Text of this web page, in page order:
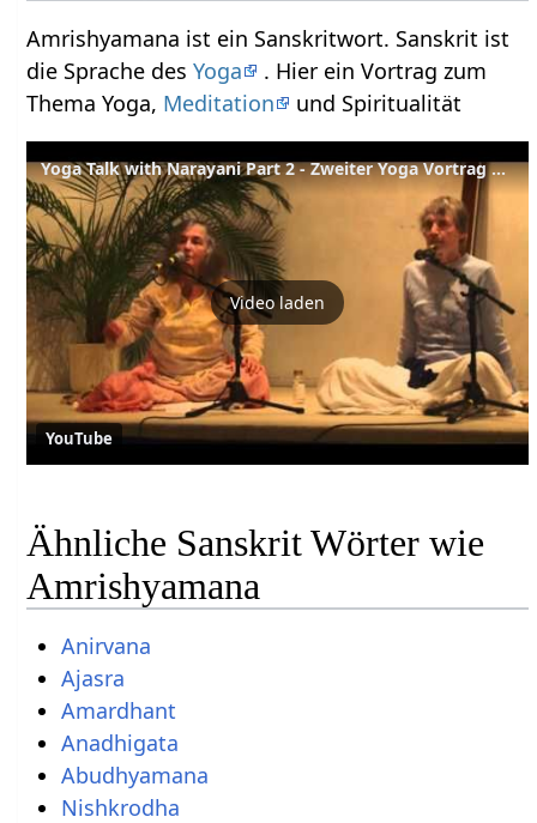
Amrishyamana ist ein Sanskritwort. Sanskrit ist
die Sprache desYoga
. Hier ein Vortrag zum
Thema Yoga, Meditation und Spiritualität
Yoga Talk with Narayani Part 2 - Zweiter Yoga Vortrag mit Narayani English-Deutsch Part 2 of 4
Video laden
YouTube
Ähnliche Sanskrit Wörter wie
Amrishyamana
Anirvana
Ajasra
Amardhant
Anadhigata
Abudhyamana
Nishkrodha